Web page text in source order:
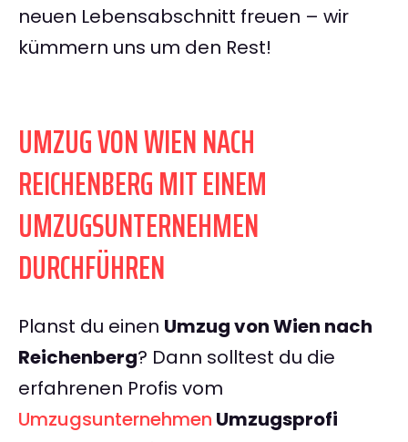
neuen Lebensabschnitt freuen – wir
kümmern uns um den Rest!
UMZUG VON WIEN NACH
REICHENBERG MIT EINEM
UMZUGSUNTERNEHMEN
DURCHFÜHREN
Planst du einen Umzug von Wien nach
Reichenberg? Dann solltest du die
erfahrenen Profis vom
Umzugsunternehmen Umzugsprofi